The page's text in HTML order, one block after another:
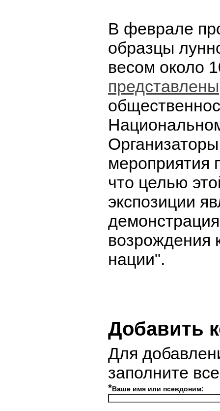
В феврале
образцы
весом около
представлены
мероприятия
что целью
экспозиции
возрождения
нации".
Добавить
Для
заполните
*Ваше имя или псевдоним: